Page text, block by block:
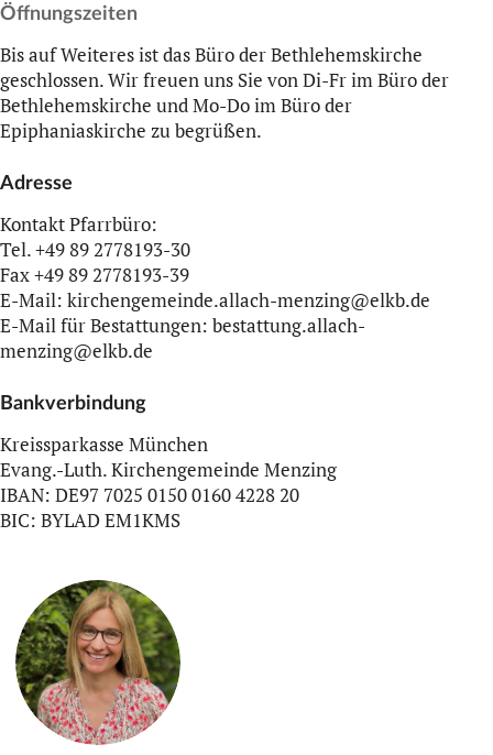
Öffnungszeiten
Bis auf Weiteres ist das Büro der Bethlehemskirche
geschlossen. Wir freuen uns Sie von Di-Fr im Büro der
Bethlehemskirche und Mo-Do im Büro der
Epiphaniaskirche zu begrüßen.
Adresse
Kontakt Pfarrbüro:
Tel. +49 89 2778193-30
Fax +49 89 2778193-39
E-Mail: kirchengemeinde.allach-menzing@elkb.de
E-Mail für Bestattungen: bestattung.allach-
menzing@elkb.de
Bankverbindung
Kreissparkasse München
Evang.-Luth. Kirchengemeinde Menzing
IBAN: DE97 7025 0150 0160 4228 20
BIC: BYLADEM1KMS